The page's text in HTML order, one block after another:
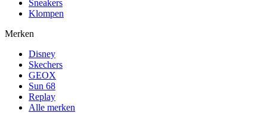
Sneakers
Klompen
Merken
Disney
Skechers
GEOX
Sun 68
Replay
Alle merken